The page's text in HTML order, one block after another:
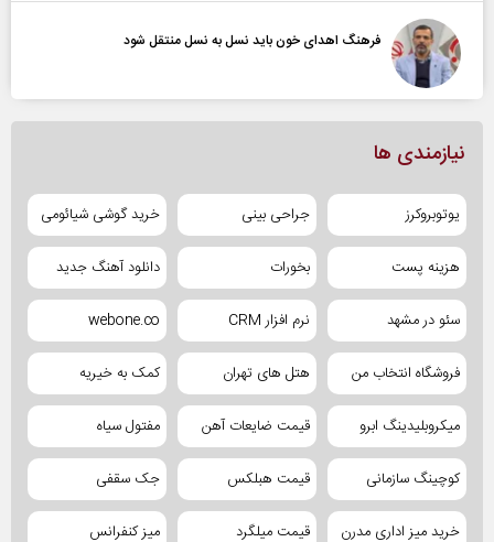
فرهنگ اهدای خون باید نسل به نسل منتقل شود
نیازمندی ها
یوتوبروکرز جراحی بینی خرید گوشی شیائومی
هزینه پست بخورات دانلود آهنگ جدید
سئو در مشهد نرم افزار CRM webone.co
فروشگاه انتخاب من هتل های تهران کمک به خیریه
میکروبلیدینگ ابرو قیمت ضایعات آهن مفتول سیاه
کوچینگ سازمانی قیمت هبلکس جک سقفی
خرید میز اداری مدرن قیمت میلگرد میز کنفرانس